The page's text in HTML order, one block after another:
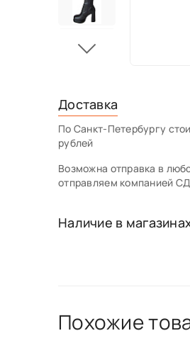
Доставка
По Санкт-Петербургу
рублей
Возможна отправка в
отправляем компанией
Наличие в
Похожие